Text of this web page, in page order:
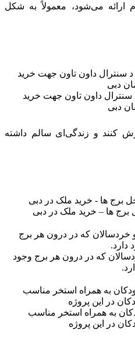
ارائه می‌شود، معمولاً به شکل
داون تاون جهت خرید
دبی
کنند و زندگی‌ای سالم داشته
برج ها – خرید ملک در دبی
که در درون هر برج وجود
به همراه استخر مناسب
در این پروژه